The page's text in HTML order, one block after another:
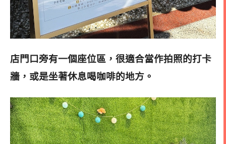
店門口旁有一個座位區，很適合當作拍照的打卡
牆，或是坐著休息喝咖啡的地方 。